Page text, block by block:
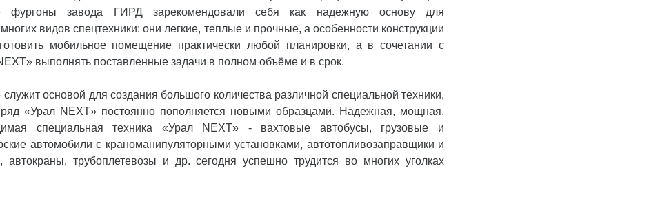
фургоны завода ГИРД зарекомендовали себя как надежную основу для
видов спецтехники: они легкие, теплые и прочные, а особенности конструкции
мобильное помещение практически любой планировки, а в сочетании с
выполнять поставленные задачи в полном объёме и в срок.
основой для создания большого количества различной специальной техники,
«Урал NEXT» постоянно пополняется новыми образцами. Надежная, мощная,
специальная техника «Урал NEXT» - вахтовые автобусы, грузовые и
автомобили с краноманипуляторными установками, автотопливозаправщики и
автокраны, трубоплетевозы и др. сегодня успешно трудится во многих уголках